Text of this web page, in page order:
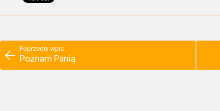
Poprzedni wpis
Poznam Panią